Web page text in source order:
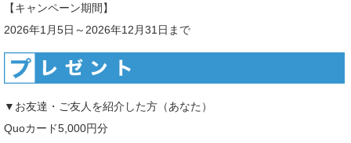
【キャンペーン期間】
2026年1月5日～2026年12月31日まで
▼お友達・ご友人を紹介した方（あなた）
Quoカード5,000円分